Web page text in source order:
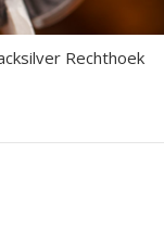
Rechthoek